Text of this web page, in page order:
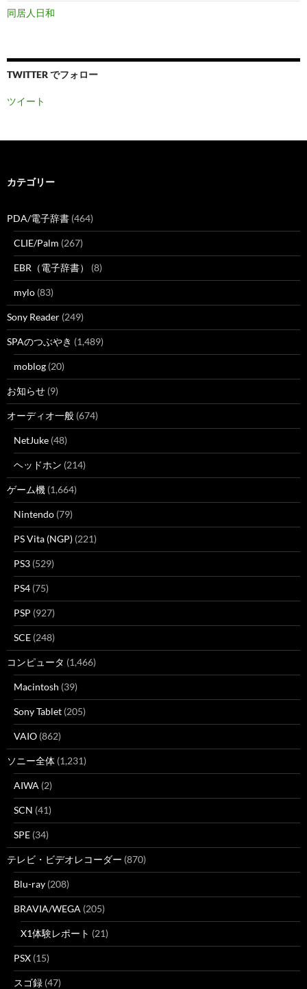
同居人日和
TWITTER でフォロー
ツイート
カテゴリー
PDA/電子辞書 (464)
CLIE/Palm (267)
EBR（電子辞書） (8)
mylo (83)
Sony Reader (249)
SPAのつぶやき (1,489)
moblog (20)
お知らせ (9)
オーディオ一般 (674)
NetJuke (48)
ヘッドホン (214)
ゲーム機 (1,664)
Nintendo (79)
PS Vita (NGP) (221)
PS3 (529)
PS4 (75)
PSP (927)
SCE (248)
コンピュータ (1,466)
Macintosh (39)
Sony Tablet (205)
VAIO (862)
ソニー全体 (1,231)
AIWA (2)
SCN (41)
SPE (34)
テレビ・ビデオレコーダー (870)
Blu-ray (208)
BRAVIA/WEGA (205)
X1体験レポート (21)
PSX (15)
スゴ録 (47)